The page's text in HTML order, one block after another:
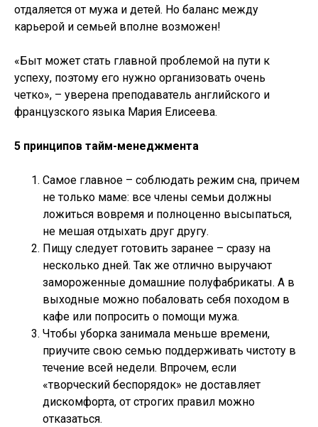
отдаляется от мужа и детей. Но баланс между
карьерой и семьей вполне возможен!
«Быт может стать главной проблемой на пути к
успеху, поэтому его нужно организовать очень
четко», – уверена преподаватель английского и
французского языка Мария Елисеева.
5 принципов тайм-менеджмента
Самое главное – соблюдать режим сна, причем
не только маме: все члены семьи должны
ложиться вовремя и полноценно высыпаться,
не мешая отдыхать друг другу.
Пищу следует готовить заранее – сразу на
несколько дней. Так же отлично выручают
замороженные домашние полуфабрикаты. А в
выходные можно побаловать себя походом в
кафе или попросить о помощи мужа.
Чтобы уборка занимала меньше времени,
приучите свою семью поддерживать чистоту в
течение всей недели. Впрочем, если
«творческий беспорядок» не доставляет
дискомфорта, от строгих правил можно
отказаться.